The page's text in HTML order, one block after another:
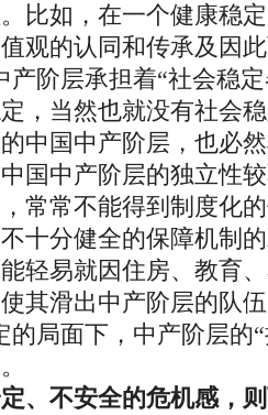
比如，在一个健康稳
观的认同和传承及因
产阶层承担着“社会稳
，当然也就没有社会
中国中产阶层，也必
国中产阶层的独立性
常常不能得到制度化
十分健全的保障机制
轻易就因住房、教育
其滑出中产阶层的队
的局面下，中产阶层的
、不安全的危机感，